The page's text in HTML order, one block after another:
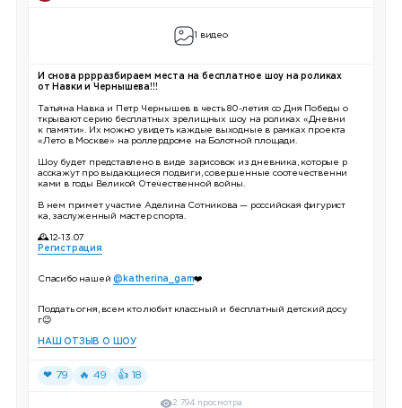
1 видео
И снова рррразбираем места на бесплатное шоу на роликах
от Навки и Чернышева!!!
Татьяна Навка и Петр Чернышев в честь 80-летия со Дня Победы о
ткрывают серию бесплатных зрелищных шоу на роликах «Дневни
к памяти». Их можно увидеть каждые выходные в рамках проекта
«Лето в Москве» на роллердроме на Болотной площади.
Шоу будет представлено в виде зарисовок из дневника, которые р
асскажут про выдающиеся подвиги, совершенные соотечественни
ками в годы Великой Отечественной войны.
В нем примет участие Аделина Сотникова — российская фигурист
ка, заслуженный мастер спорта.
🕰12-13.07
Регистрация
Спасибо нашей@katherina_gam❤️
Поддать огня, всем кто любит классный и бесплатный детский досу
г😉
НАШ ОТЗЫВ О ШОУ
❤ 79 🔥 49 👍 18
2 794 просмотра